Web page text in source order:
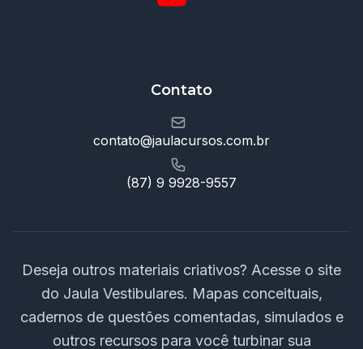
Contato
contato@jaulacursos.com.br
(87) 9 9928-9557
Deseja outros materiais criativos? Acesse o site
do Jaula Vestibulares. Mapas conceituais,
cadernos de questões comentadas, simulados e
outros recursos para você turbinar sua